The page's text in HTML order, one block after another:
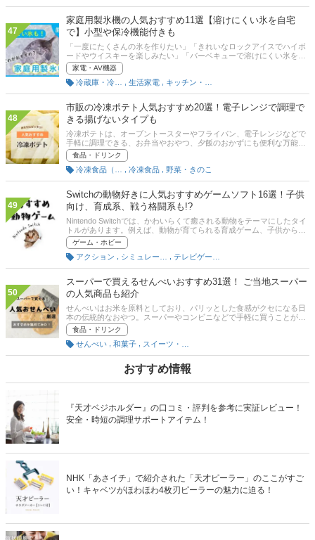
柔軟剤がどこに売っているかも合わせて解説するので、ぜひ参考にし
てくださいね。
47
家庭用製氷機の人気おすすめ11選【溶けにくい氷を自宅
で】小型や保冷機能付きも
「一度にたくさんの氷を作りたい」「きれいなロックアイスでハイボ
ードやウイスキーを楽しみたい」「バーベキューで溶けにくい氷を使
いたい」そんなシーンで活躍するのが家庭用製氷機。冷蔵庫よりも早
いスピードで、透明度の高い氷を作ることができます。大人数のホー
ムパーティーやバーベキューなどでも活躍する便利なアイテムです。
この記事では、家庭用製氷機の選び方や、家電販売員のたろっささん
と編集部が選んだおすすめ商品をご紹介します。保冷機能付き、大容
量、小さい氷が作れるものなど人気の製氷機を厳選しました。記事後
半には、比較一覧表、通販サイトの売れ筋人気ランキングもあるの
で、口コミや評判もチェックしてみてください。
家電・AV機器
生活家電
48
市販の冷凍ポテト人気おすすめ20選！電子レンジで調理で
きる揚げないタイプも
冷凍ポテトは、オーブントースターやフライパン、電子レンジなどで
手軽に調理できる、お弁当やおやつ、夕飯のおかずにも便利な万能商
品です。この記事では、料理研究家の三谷良子さんのアドバイスをも
とに、冷凍ポテトの選び方とおすすめ商品をご紹介。カリカリとした
食感から食べ応えのあるものまで、電子レンジのみで揚げないタイプ
などもピックアップしています。記事後半には、通販サイトの最新人
気ランキングのリンク、揚げ方やアレンジレシピも掲載しています！
ぜひ、最後までチェックしてみてください。
食品・ドリンク
冷凍食品 野菜・きのこ
49
Switchの動物好きに人気おすすめゲームソフト16選！子供
向け、育成系、戦う格闘系も!?
Nintendo Switchでは、かわいらくて癒される動物をテーマにしたタイ
トルがあります。例えば、動物が育てられる育成ゲーム、子供から大
人まで幅広い人気のシリーズ「牧場物語」や「どうぶつの森」など、
また、変わり種だと動物どうしで戦う格闘ゲームなどもあります。そ
こで、この記事では猫や犬など動物好きにおすすめのNintendo Switch
ソフトと選び方をご紹介していきます。
ゲーム・ホビー
アクション
50
スーパーで買えるせんべいおすすめ31選！ ご当地スーパー
の人気商品も紹介
せんべいはお米を原料としており、パリッとした食感がクセになる日
本の伝統的なおやつ。スーパーやコンビニなどで手軽に買うことがで
き、亀田製菓や三幸製菓、岩塚製菓など多くのメーカーから販売され
ています。せんべいといっても厚焼きや揚げせんべいなど種類が豊富
にあります。味も醤油や塩、甘いものまで多くあるので、どれを選ぼ
うか迷ってしまう人も多いでしょう。この記事では、スーパーやコン
ビニなどで手軽に買うことができるせんべいの選び方、好みがわかる
診断チャート、実際のおすすめ商品を紹介。1袋100円～300円で購入
できる商品、ご当地スーパーで人気も地方限定の商品もピックアップ
クしてみてください。
食品・ドリンク
せんべい 和菓子
おすすめ情報
『天才ベジホルダー』の口コミ・評判を参考に実証レビュー！
安全・時短の調理サポートアイテム！
NHK「あさイチ」で紹介された「天才ピーラー」のここがすご
い！キャベツがほわほわ4枚刃ピーラーの魅力に迫る！